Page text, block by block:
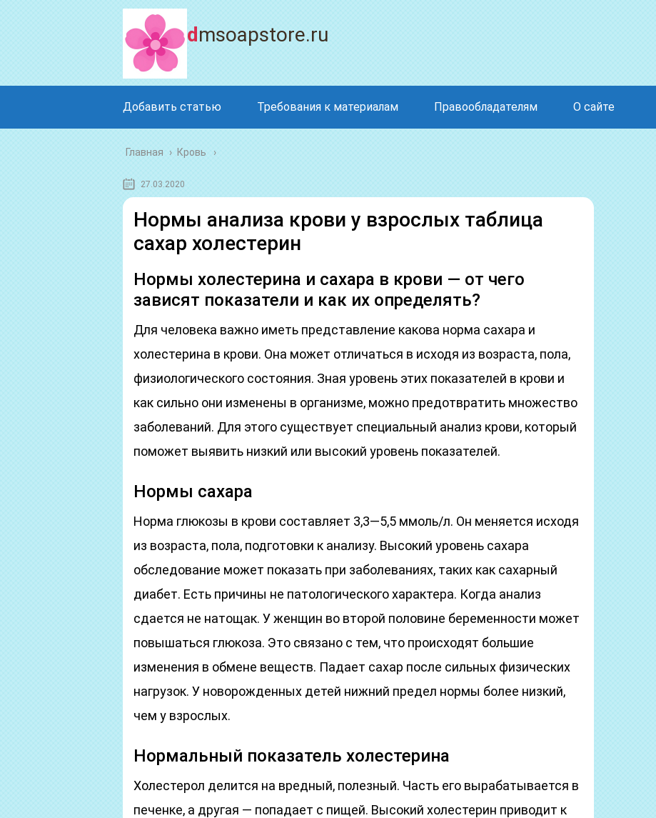
dmsoapstore.ru
Добавить статью Требования к материалам Правообладателям О сайте
Главная › Кровь
27.03.2020
Нормы анализа крови у взрослых таблица
сахар холестерин
Нормы холестерина и сахара в крови — от чего
зависят показатели и как их определять?
Для человека важно иметь представление какова норма сахара и
холестерина в крови. Она может отличаться в исходя из возраста, пола,
физиологического состояния. Зная уровень этих показателей в крови и
как сильно они изменены в организме, можно предотвратить множество
заболеваний. Для этого существует специальный анализ крови, который
поможет выявить низкий или высокий уровень показателей.
Нормы сахара
Норма глюкозы в крови составляет 3,3—5,5 ммоль/л. Он меняется исходя
из возраста, пола, подготовки к анализу. Высокий уровень сахара
обследование может показать при заболеваниях, таких как сахарный
диабет. Есть причины не патологического характера. Когда анализ
сдается не натощак. У женщин во второй половине беременности может
повышаться глюкоза. Это связано с тем, что происходят большие
изменения в обмене веществ. Падает сахар после сильных физических
нагрузок. У новорожденных детей нижний предел нормы более низкий,
чем у взрослых.
Нормальный показатель холестерина
Холестерол делится на вредный, полезный. Часть его вырабатывается в
печенке, а другая — попадает с пищей. Высокий холестерин приводит к